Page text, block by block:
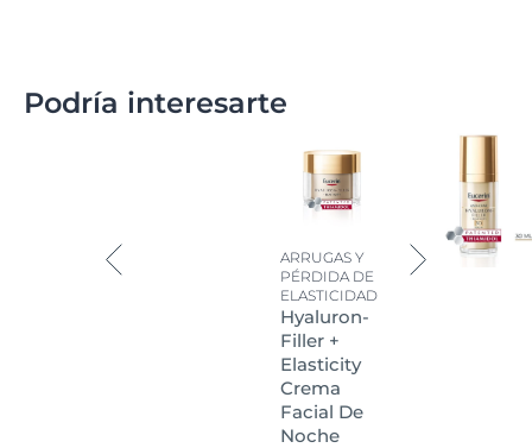
Podría interesarte
ARRUGAS Y
PÉRDIDA DE
ELASTICIDAD
Hyaluron-
Filler +
Elasticity
Crema
Facial De
Noche